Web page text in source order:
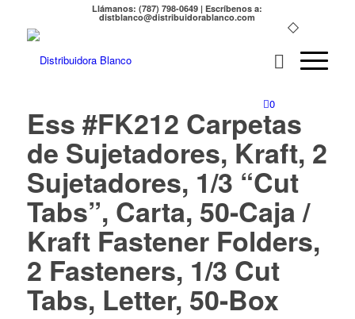
Llámanos: (787) 798-0649 | Escríbenos a:
distblanco@distribuidorablanco.com
0
Ess #FK212 Carpetas
de Sujetadores, Kraft, 2
Sujetadores, 1/3 “Cut
Tabs”, Carta, 50-Caja /
Kraft Fastener Folders,
2 Fasteners, 1/3 Cut
Tabs, Letter, 50-Box